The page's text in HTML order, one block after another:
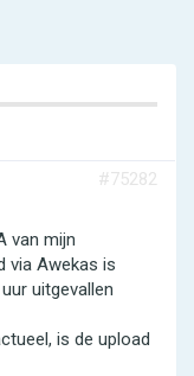
#75282
van mijn
via Awekas is
uitgevallen
is de upload